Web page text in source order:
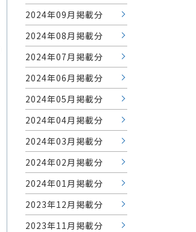
2024年09月掲載分
2024年08月掲載分
2024年07月掲載分
2024年06月掲載分
2024年05月掲載分
2024年04月掲載分
2024年03月掲載分
2024年02月掲載分
2024年01月掲載分
2023年12月掲載分
2023年11月掲載分